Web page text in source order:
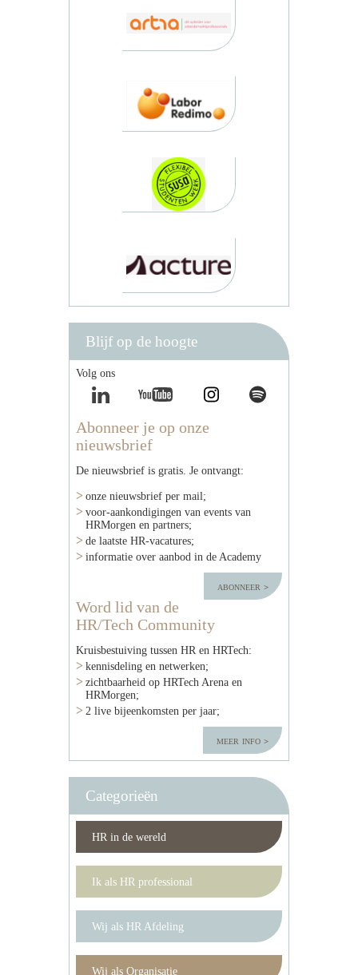
Blijf op de hoogte
Volg ons
Abonneer je op onze
nieuwsbrief
De nieuwsbrief is gratis. Je ontvangt:
onze nieuwsbrief per mail;
voor-aankondigingen van events van
HRMorgen en partners;
de laatste HR-vacatures;
informatie over aanbod in de Academy
abonneer
Word lid van de
HR/Tech Community
Kruisbestuiving tussen HR en HRTech:
kennisdeling en netwerken;
zichtbaarheid op HRTech Arena en
HRMorgen;
2 live bijeenkomsten per jaar;
meer info
Categorieën
HR in de wereld
Ik als HR professional
Wij als HR Afdeling
Wij als Organisatie